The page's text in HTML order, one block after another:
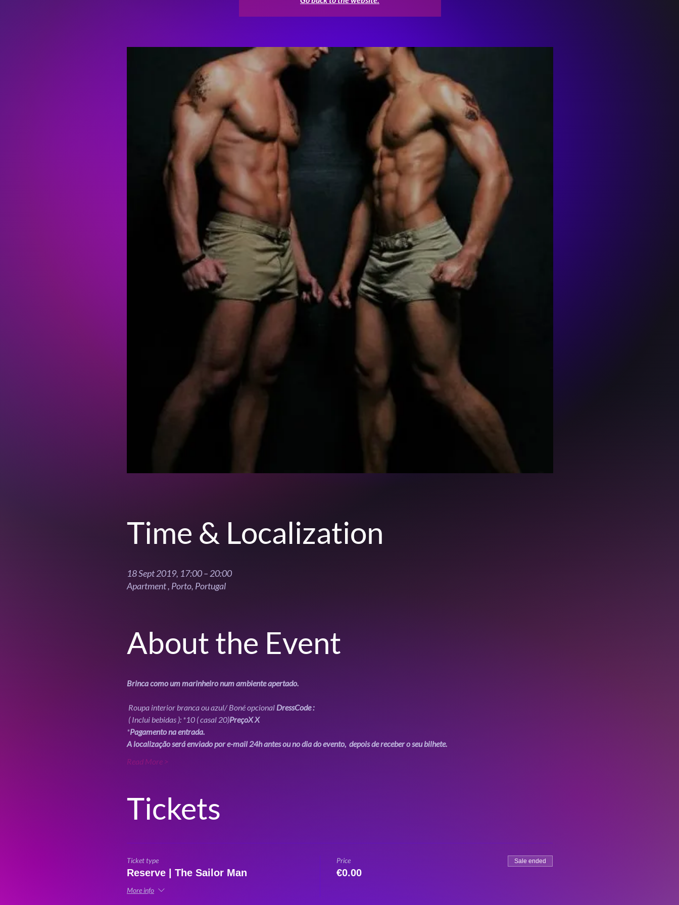
Time & Localization
18 Sept 2019, 17:00 – 20:00
Apartment , Porto, Portugal
About the Event
Brinca como um marinheiro num ambiente apertado.
Roupa interior branca ou azul/ Boné opcional DressCode :
( Inclui bebidas ): *10 ( casal 20)PreçoX X
*Pagamento na entrada.
A localização será enviado por e-mail 24h antes ou no dia do evento,  depois de receber o seu bilhete.
Read More >
Tickets
Ticket type
Reserve | The Sailor Man
More info
Price
€0.00
Sale ended